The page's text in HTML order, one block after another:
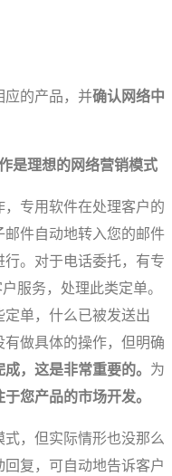
应的产品，并确认网络中
是理想的网络营销模式
专用软件在处理客户的
件自动地转入您的邮件
。对于电话委托，有专
服务，处理此类定单。
单，什么已被发送出
做具体的操作，但明确
，这是非常重要的。 为
您产品的市场开发。
，但实际情形也没那么
复，可自动地告诉客户